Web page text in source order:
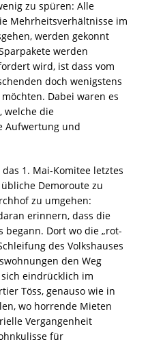
zu spüren: Alle
Mehrheitsverhältnisse im
werden gekonnt
werden
wird, ist dass vom
doch wenigstens
Dabei waren es
welche die
Aufwertung und
1. Mai-Komitee letztes
Demoroute zu
zu umgehen:
erinnern, dass die
begann. Dort wo die „rot-
des Volkshauses
den Weg
eindrücklich im
Töss, genauso wie in
wo horrende Mieten
Vergangenheit
für